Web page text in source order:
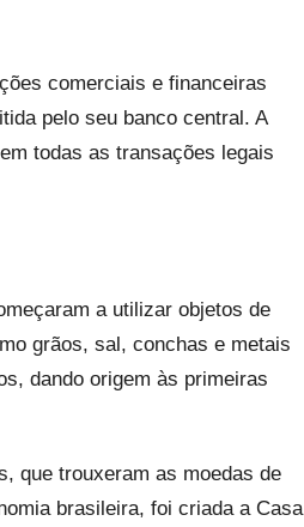
comerciais e financeiras
pelo seu banco central. A
todas as transações legais
a utilizar objetos de
grãos, sal, conchas e metais
dando origem às primeiras
que trouxeram as moedas de
brasileira, foi criada a Casa